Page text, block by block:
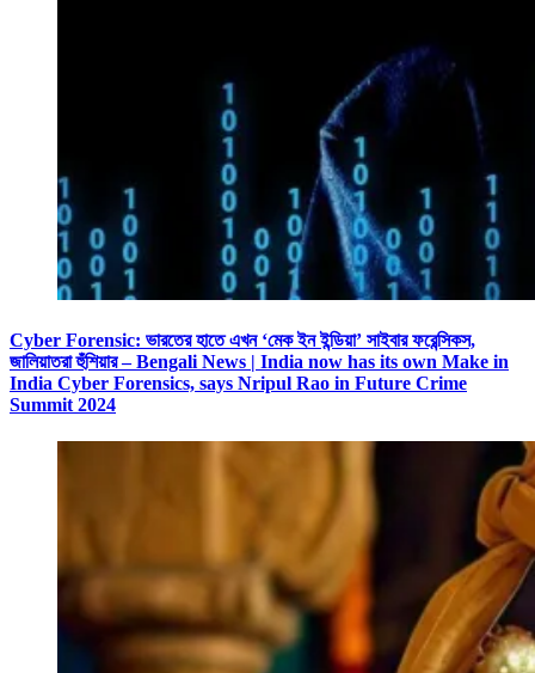
Cyber Forensic: ভারতের হাতে এখন ‘মেক ইন ইন্ডিয়া’ সাইবার ফরেন্সিকস,
জালিয়াতরা হুঁশিয়ার – Bengali News | India now has its own Make in
India Cyber Forensics, says Nripul Rao in Future Crime
Summit 2024